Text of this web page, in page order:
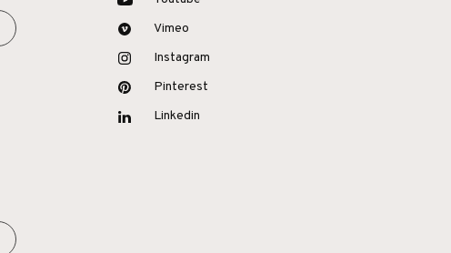
Vimeo
Instagram
Pinterest
Linkedin